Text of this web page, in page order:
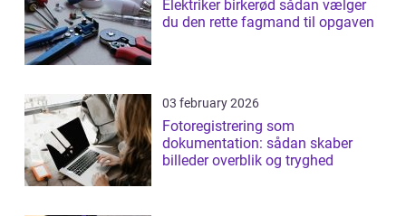
Elektriker birkerød sådan vælger
du den rette fagmand til opgaven
03 february 2026
Fotoregistrering som
dokumentation: sådan skaber
billeder overblik og tryghed